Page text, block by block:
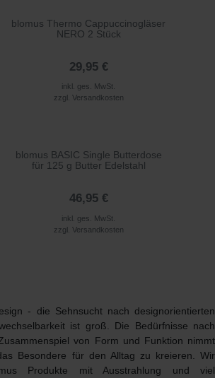
blomus Thermo Cappuccinogläser
NERO 2 Stück
29,95 €
inkl. ges. MwSt.
zzgl. Versandkosten
blomus BASIC Single Butterdose
für 125 g Butter Edelstahl
46,95 €
inkl. ges. MwSt.
zzgl. Versandkosten
- die Sehnsucht nach designorientierten
ist groß. Die Bedürfnisse nach
von Form und Funktion nimmt
Besondere für den Alltag zu kreieren. Wir
Produkte mit Ausstrahlung und viel